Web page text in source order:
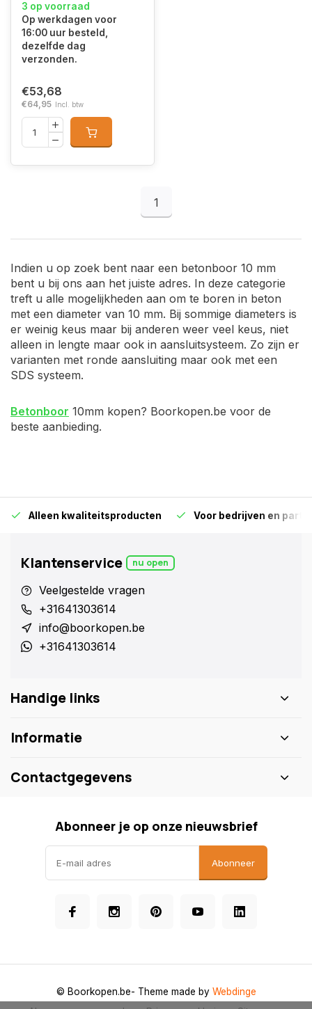
3 op voorraad
Op werkdagen voor
16:00 uur besteld,
dezelfde dag
verzonden.
€53,68
€64,95 Incl. btw
1
Indien u op zoek bent naar een betonboor 10 mm
bent u bij ons aan het juiste adres. In deze categorie
treft u alle mogelijkheden aan om te boren in beton
met een diameter van 10 mm. Bij sommige diameters is
er weinig keus maar bij anderen weer veel keus, niet
alleen in lengte maar ook in aansluitsysteem. Zo zijn er
varianten met ronde aansluiting maar ook met een
SDS systeem.
Betonboor 10mm kopen? Boorkopen.be voor de
beste aanbieding.
Alleen kwaliteitsproducten Voor bedrijven en
Klantenservice nu open
Veelgestelde vragen
+31641303614
info@boorkopen.be
+31641303614
Handige links
Informatie
Contactgegevens
Abonneer je op onze nieuwsbrief
Abonneer
© Boorkopen.be- Theme made by Webdinge